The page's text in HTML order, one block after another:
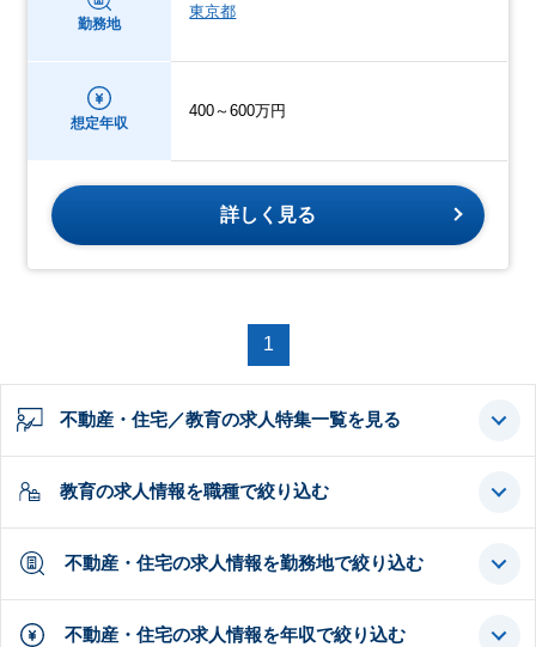
勤務地
東京都
想定年収
400～600万円
詳しく見る
1
不動産・住宅／教育の求人特集一覧を見る
教育の求人情報を職種で絞り込む
不動産・住宅の求人情報を勤務地で絞り込む
不動産・住宅の求人情報を年収で絞り込む